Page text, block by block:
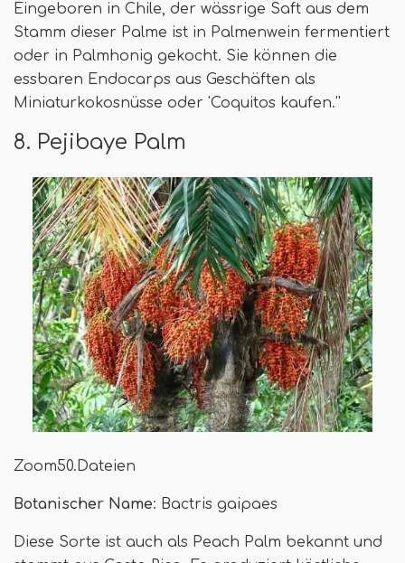
Eingeboren in Chile, der wässrige Saft aus dem
Stamm dieser Palme ist in Palmenwein fermentiert
oder in Palmhonig gekocht. Sie können die
essbaren Endocarps aus Geschäften als
Miniaturkokosnüsse oder 'Coquitos kaufen.''
8. Pejibaye Palm
Zoom50.Dateien
Botanischer Name: Bactris gaipaes
Diese Sorte ist auch als Peach Palm bekannt und